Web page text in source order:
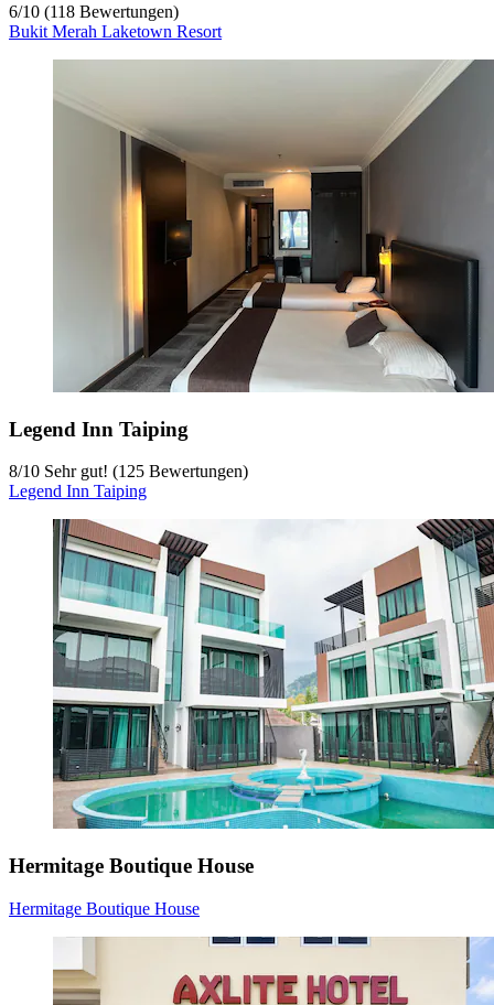
6/10 (118 Bewertungen)
Bukit Merah Laketown Resort
Legend Inn Taiping
8/10 Sehr gut! (125 Bewertungen)
Legend Inn Taiping
Hermitage Boutique House
Hermitage Boutique House